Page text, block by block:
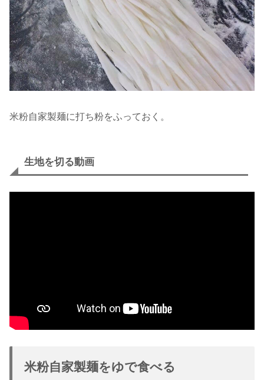
米粉自家製麺に打ち粉をふっておく。
生地を切る動画
米粉自家製麺をゆで食べる